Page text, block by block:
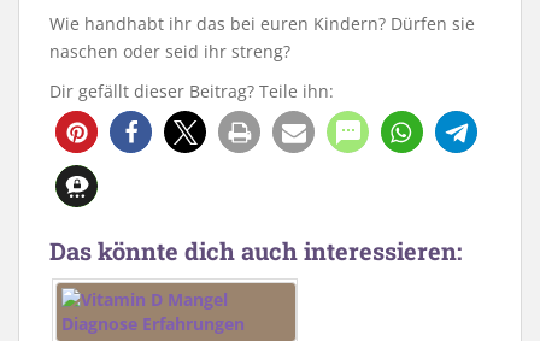
Wie handhabt ihr das bei euren Kindern? Dürfen sie
naschen oder seid ihr streng?
Dir gefällt dieser Beitrag? Teile ihn:
1
Das könnte dich auch interessieren: